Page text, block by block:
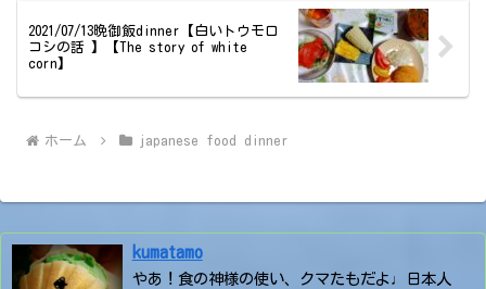
2021/07/13晩御飯dinner【白いトウモロ
コシの話 】【The story of white
corn】
ホーム japanese food dinner
kumatamo
やあ！食の神様の使い、クマたもだよ♩日本人